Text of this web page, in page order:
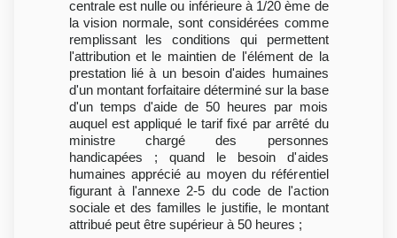
centrale est nulle ou inférieure à 1/20 ème de
la vision normale, sont considérées comme
remplissant les conditions qui permettent
l'attribution et le maintien de l'élément de la
prestation lié à un besoin d'aides humaines
d'un montant forfaitaire déterminé sur la base
d'un temps d'aide de 50 heures par mois
auquel est appliqué le tarif fixé par arrêté du
ministre chargé des personnes
handicapées ; quand le besoin d'aides
humaines apprécié au moyen du référentiel
figurant à l'annexe 2-5 du code de l'action
sociale et des familles le justifie, le montant
attribué peut être supérieur à 50 heures ;